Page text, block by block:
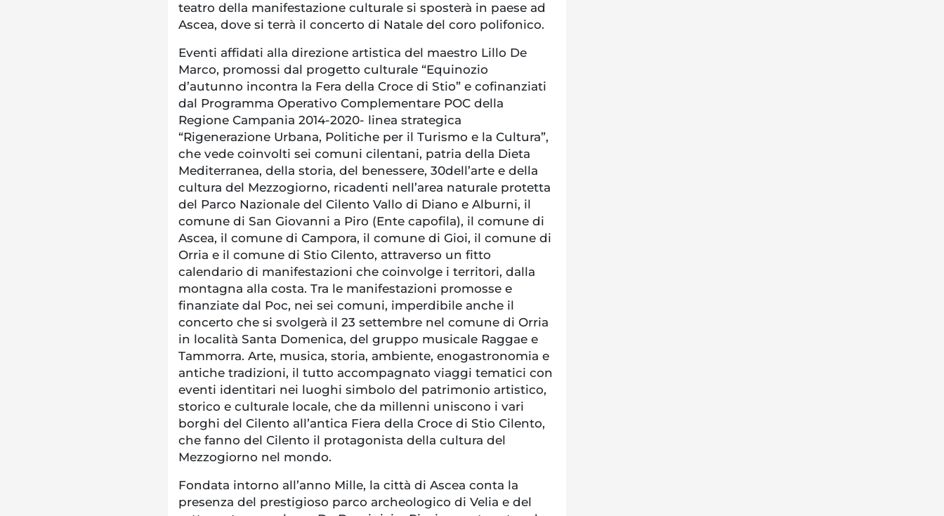
teatro della manifestazione culturale si sposterà in paese ad
Ascea, dove si terrà il concerto di Natale del coro polifonico.
Eventi affidati alla direzione artistica del maestro Lillo De
Marco, promossi dal progetto culturale “Equinozio
d’autunno incontra la Fera della Croce di Stio” e cofinanziati
dal Programma Operativo Complementare POC della
Regione Campania 2014-2020- linea strategica
“Rigenerazione Urbana, Politiche per il Turismo e la Cultura”,
che vede coinvolti sei comuni cilentani, patria della Dieta
Mediterranea, della storia, del benessere, 30dell’arte e della
cultura del Mezzogiorno, ricadenti nell’area naturale protetta
del Parco Nazionale del Cilento Vallo di Diano e Alburni, il
comune di San Giovanni a Piro (Ente capofila), il comune di
Ascea, il comune di Campora, il comune di Gioi, il comune di
Orria e il comune di Stio Cilento, attraverso un fitto
calendario di manifestazioni che coinvolge i territori, dalla
montagna alla costa. Tra le manifestazioni promosse e
finanziate dal Poc, nei sei comuni, imperdibile anche il
concerto che si svolgerà il 23 settembre nel comune di Orria
in località Santa Domenica, del gruppo musicale Raggae e
Tammorra. Arte, musica, storia, ambiente, enogastronomia e
antiche tradizioni, il tutto accompagnato viaggi tematici con
eventi identitari nei luoghi simbolo del patrimonio artistico,
storico e culturale locale, che da millenni uniscono i vari
borghi del Cilento all’antica Fiera della Croce di Stio Cilento,
che fanno del Cilento il protagonista della cultura del
Mezzogiorno nel mondo.
Fondata intorno all’anno Mille, la città di Ascea conta la
presenza del prestigioso parco archeologico di Velia e del